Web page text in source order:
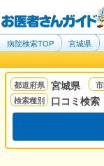
病院検索TOP 宮城県
宮城県
口コミ検索